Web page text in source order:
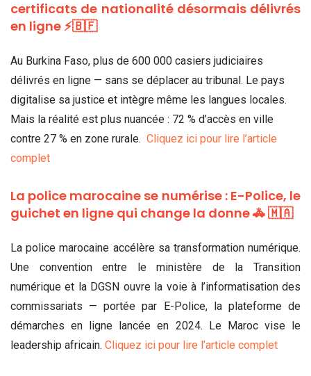
certificats de nationalité désormais délivrés
en ligne ⚡🇧🇫
Au Burkina Faso, plus de 600 000 casiers judiciaires
délivrés en ligne — sans se déplacer au tribunal. Le pays
digitalise sa justice et intègre même les langues locales.
Mais la réalité est plus nuancée : 72 % d’accès en ville
contre 27 % en zone rurale. Cliquez ici pour lire l’article
complet
La police marocaine se numérise : E-Police, le
guichet en ligne qui change la donne 🚓 🇲🇦
La police marocaine accélère sa transformation numérique.
Une convention entre le ministère de la Transition
numérique et la DGSN ouvre la voie à l’informatisation des
commissariats — portée par E-Police, la plateforme de
démarches en ligne lancée en 2024. Le Maroc vise le
leadership africain. Cliquez ici pour lire l’article complet